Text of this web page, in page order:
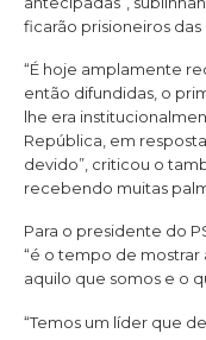
ficarão prisioneiros das
“É hoje amplamente
então difundidas, o
lhe era
República, em
devido”, criticou o
recebendo muitas
Para o presidente do
“é o tempo de
aquilo que somos e o
“Temos um líder que